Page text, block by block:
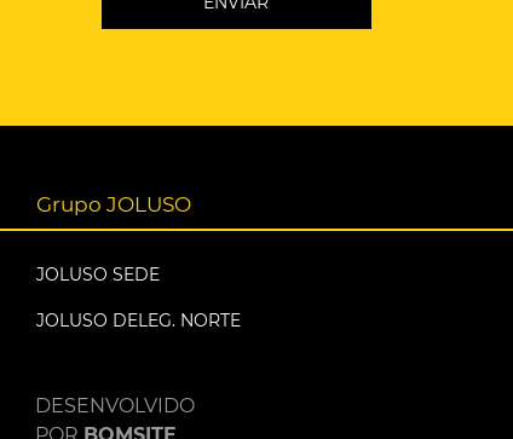
Grupo JOLUSO
JOLUSO SEDE
JOLUSO DELEG. NORTE
DESENVOLVIDO